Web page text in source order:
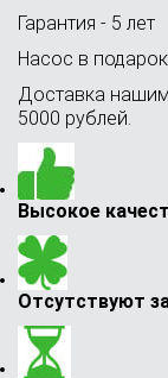
Гарантия - 5 лет
Насос в
Доставка
5000 рублей.
Высокое
Отсутствуют